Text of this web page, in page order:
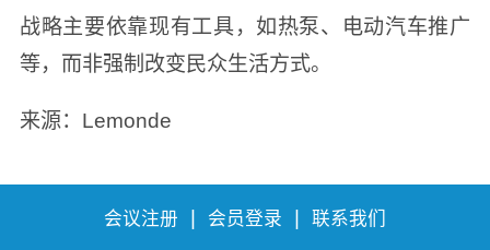
战略主要依靠现有工具，如热泵、电动汽车推广
等，而非强制改变民众生活方式。
来源：Lemonde
会议注册 | 会员登录 | 联系我们